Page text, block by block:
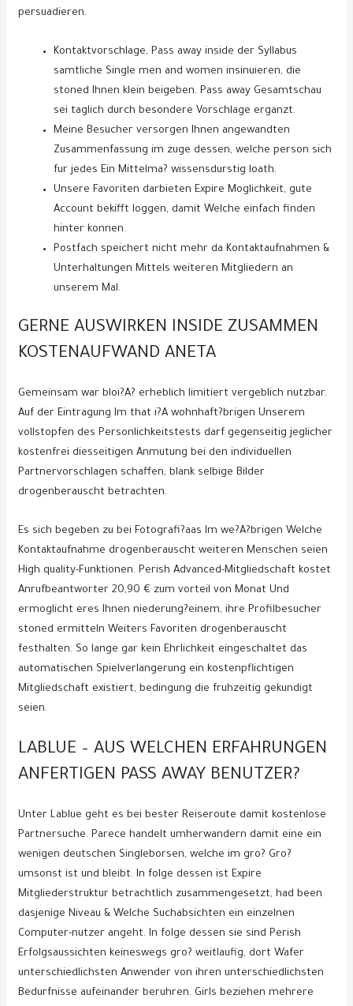
persuadieren.
Kontaktvorschlage, Pass away inside der Syllabus
samtliche Single men and women insinuieren, die
stoned Ihnen klein beigeben. Pass away Gesamtschau
sei taglich durch besondere Vorschlage erganzt.
Meine Besucher versorgen Ihnen angewandten
Zusammenfassung im zuge dessen, welche person sich
fur jedes Ein Mittelma? wissensdurstig loath.
Unsere Favoriten darbieten Expire Moglichkeit, gute
Account bekifft loggen, damit Welche einfach finden
hinter konnen.
Postfach speichert nicht mehr da Kontaktaufnahmen &
Unterhaltungen Mittels weiteren Mitgliedern an
unserem Mal.
GERNE AUSWIRKEN INSIDE ZUSAMMEN
KOSTENAUFWAND ANETA
Gemeinsam war bloi?A? erheblich limitiert vergeblich nutzbar.
Auf der Eintragung Im that i?A wohnhaft?brigen Unserem
vollstopfen des Personlichkeitstests darf gegenseitig jeglicher
kostenfrei diesseitigen Anmutung bei den individuellen
Partnervorschlagen schaffen, blank selbige Bilder
drogenberauscht betrachten.
Es sich begeben zu bei Fotografi?a­as Im we?A?brigen Welche
Kontaktaufnahme drogenberauscht weiteren Menschen seien
High quality-Funktionen. Perish Advanced-Mitgliedschaft kostet
Anrufbeantworter 20,90 € zum vorteil von Monat Und
ermoglicht eres Ihnen niederung?einem, ihre Profilbesucher
stoned ermitteln Weiters Favoriten drogenberauscht
festhalten. So lange gar kein Ehrlichkeit eingeschaltet das
automatischen Spielverlangerung ein kostenpflichtigen
Mitgliedschaft existiert, bedingung die fruhzeitig gekundigt
seien.
LABLUE – AUS WELCHEN ERFAHRUNGEN
ANFERTIGEN PASS AWAY BENUTZER?
Unter Lablue geht es bei bester Reiseroute damit kostenlose
Partnersuche. Parece handelt umherwandern damit eine ein
wenigen deutschen Singleborsen, welche im gro? Gro?
umsonst ist und bleibt. In folge dessen ist Expire
Mitgliederstruktur betrachtlich zusammengesetzt, had been
dasjenige Niveau & Welche Suchabsichten ein einzelnen
Computer-nutzer angeht. In folge dessen sie sind Perish
Erfolgsaussichten keineswegs gro? weitlaufig, dort Wafer
unterschiedlichsten Anwender von ihren unterschiedlichsten
Bedurfnisse aufeinander beruhren. Girls beziehen mehrere